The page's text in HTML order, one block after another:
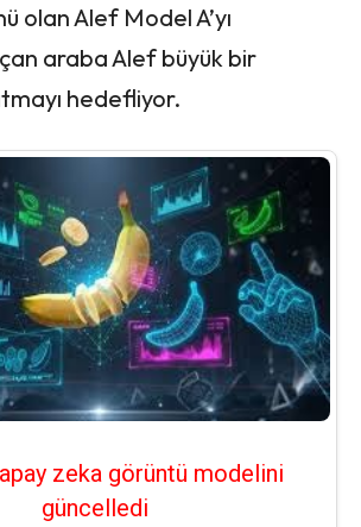
olan Alef Model A’yı
araba Alef büyük bir
hedefliyor.
zeka görüntü modelini
güncelledi